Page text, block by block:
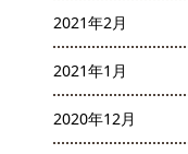
2021年2月
2021年1月
2020年12月